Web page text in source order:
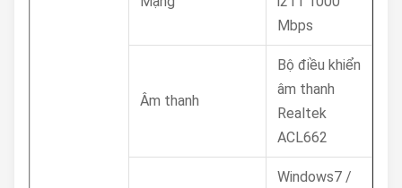
Mbps
Âm thanh
Bộ điều khiển
âm thanh
Realtek
ACL662
Windows7 /